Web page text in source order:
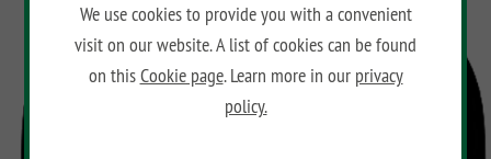
We use cookies to provide you with a convenient
visit on our website. A list of cookies can be found
on thisCookie page. Learn more in our privacy
policy.